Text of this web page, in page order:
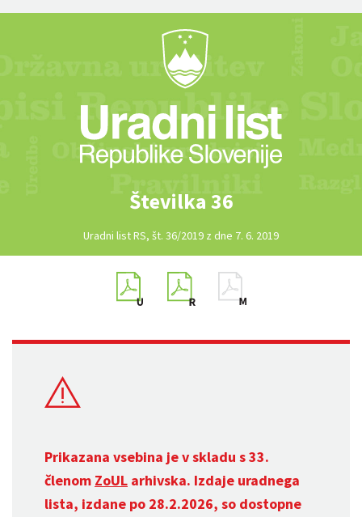
Številka 36
Uradni list RS, št. 36/2019 z dne 7. 6. 2019
Prikazana vsebina je v skladu s 33.
členom ZoUL arhivska. Izdaje uradnega
lista, izdane po 28.2.2026, so dostopne